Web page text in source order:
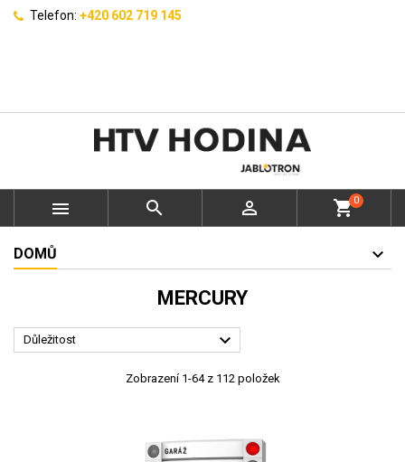
Telefon: +420 602 719 145
   shopping_cart0
DOMŮ
MERCURY
Důležitost 
Zobrazení 1-64 z 112 položek